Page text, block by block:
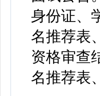
身份证、
名推荐表
资格审查
名推荐表